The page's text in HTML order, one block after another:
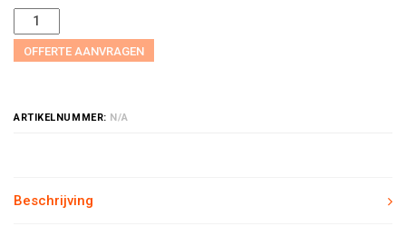
OFFERTE AANVRAGEN
ARTIKELNUMMER: N/A
Beschrijving